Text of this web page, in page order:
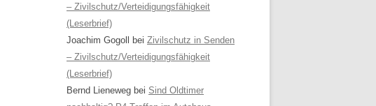
– Zivilschutz/Verteidigungsfähigkeit
(Leserbrief)
Joachim Gogoll
bei Zivilschutz in Senden
– Zivilschutz/Verteidigungsfähigkeit
(Leserbrief)
Bernd Lieneweg bei Sind Oldtimer